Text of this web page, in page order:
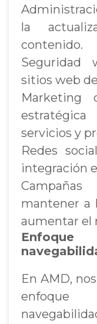
la
contenido.
Seguridad
sitios web
Marketing
servicios y
Redes
integración
mantener a
aumentar el
En AMD,
enfoque